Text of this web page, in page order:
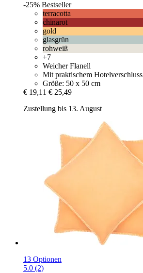
-25% Bestseller
terracotta
chinarot
gold
glasgrün
rohweiß
+7
Weicher Flanell
Mit praktischem Hotelverschluss
Größe: 50 x 50 cm
€ 19,11 € 25,49
Zustellung bis 13. August
13 Optionen
5.0 (2)